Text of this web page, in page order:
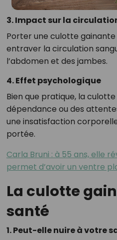
3. Impact sur la
Porter une culotte
entraver la circulation
l’abdomen et des jambes.
4. Effet psychologique
Bien que pratique, la
dépendance ou des
une insatisfaction
portée.
Carla Bruni : à 55 ans, elle
permet d’avoir un ventre
La culotte
santé
1. Peut-elle nuire à votre